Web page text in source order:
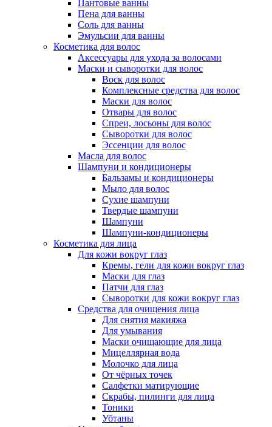
Пантовые ванны
Пена для ванны
Соль для ванны
Эмульсии для ванны
Косметика для волос
Аксессуары для ухода за волосами
Маски и сыворотки для волос
Воск для волос
Комплексные средства для волос
Маски для волос
Отвары для волос
Спреи, лосьоны для волос
Сыворотки для волос
Эссенции для волос
Масла для волос
Шампуни и кондиционеры
Бальзамы и кондиционеры
Мыло для волос
Сухие шампуни
Твердые шампуни
Шампуни
Шампуни-кондиционеры
Косметика для лица
Для кожи вокруг глаз
Кремы, гели для кожи вокруг глаз
Маски для глаз
Патчи для глаз
Сыворотки для кожи вокруг глаз
Средства для очищения лица
Для снятия макияжа
Для умывания
Маски очищающие для лица
Мицеллярная вода
Молочко для лица
От чёрных точек
Салфетки матирующие
Скрабы, пилинги для лица
Тоники
Убтаны